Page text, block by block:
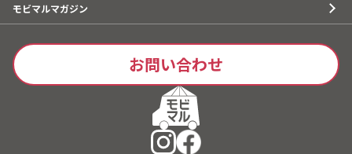
モビマルマガジン
お問い合わせ